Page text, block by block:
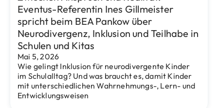
Projekte
Durch die Europäische Union und das
Land Berlin gefördertes Modellprojekt:
„SprachBildungsRaum – Starke Frauen